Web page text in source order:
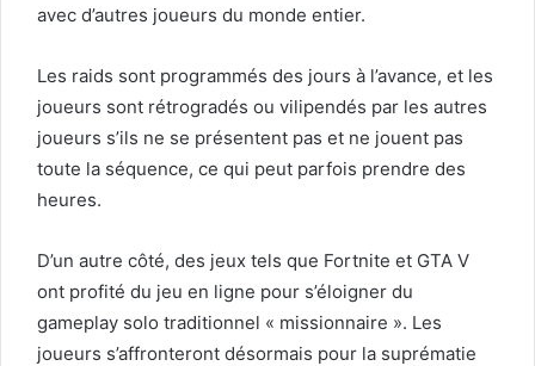
avec d’autres joueurs du monde entier.
Les raids sont programmés des jours à l’avance, et les
joueurs sont rétrogradés ou vilipendés par les autres
joueurs s’ils ne se présentent pas et ne jouent pas
toute la séquence, ce qui peut parfois prendre des
heures.
D’un autre côté, des jeux tels que Fortnite et GTA V
ont profité du jeu en ligne pour s’éloigner du
gameplay solo traditionnel « missionnaire ». Les
joueurs s’affronteront désormais pour la suprématie